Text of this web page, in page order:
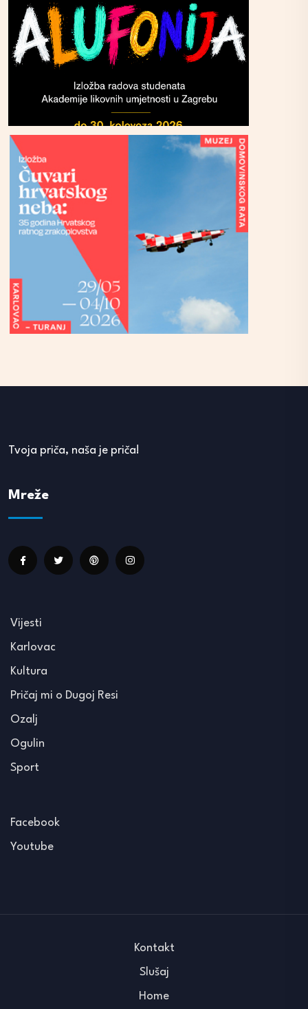
Tvoja priča, naša je priča!
Mreže
Vijesti
Karlovac
Kultura
Pričaj mi o Dugoj Resi
Ozalj
Ogulin
Sport
Facebook
Youtube
Kontakt
Slušaj
Home